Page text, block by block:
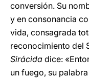
conversión. Su
y en consonancia
vida, consagrada
reconocimiento del
Sirácida dice:
un fuego, su